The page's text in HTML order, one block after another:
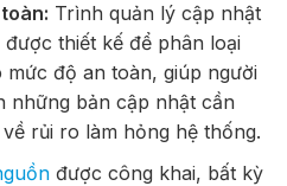
Trình quản lý cập nhật
thiết kế để phân loại
độ an toàn, giúp người
những bản cập nhật cần
rủi ro làm hỏng hệ thống.
được công khai, bất kỳ